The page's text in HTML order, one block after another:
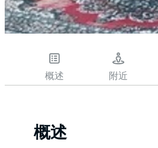
概述 附近
概述